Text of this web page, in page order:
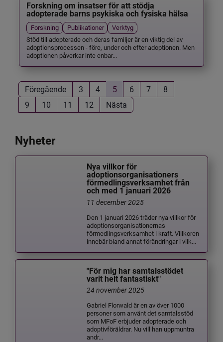
Forskning om insatser för att stödja
adopterade barns psykiska och fysiska hälsa
Forskning Publikationer
Verktyg
Stöd till adopterade och deras familjer är en viktig del av
adoptionsprocessen - före, under och efter adoptionen. Men
adoptionen påverkar inte enbar...
Föregående 3 4 5 6 7
8
9
10 11 12 Nästa
Nyheter
Nya villkor för
adoptionsorganisationers
förmedlingsverksamhet från
och med 1 januari 2026
11 december 2025
Den 1 januari 2026 träder nya villkor för
adoptionsorganisationernas
förmedlingsverksamhet i kraft. Villkoren
innebär bland annat förändringar i vilk...
"För mig har samtalsstödet
varit helt fantastiskt"
24 november 2025
Gabriel Florwald är en av över 1000
personer som använt det samtalsstöd
som MFoF erbjuder adopterade och
adoptivföräldrar. Nu vill han uppmuntra
andr...